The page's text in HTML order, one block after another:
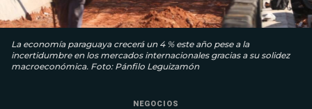
La economía paraguaya crecerá un 4 % este año pese a la
incertidumbre en los mercados internacionales gracias a su solidez
macroeconómica. Foto: Pánfilo Leguizamón
NEGOCIOS